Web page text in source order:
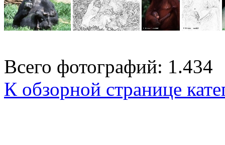
Всего фотографий: 1.434
К обзорной странице